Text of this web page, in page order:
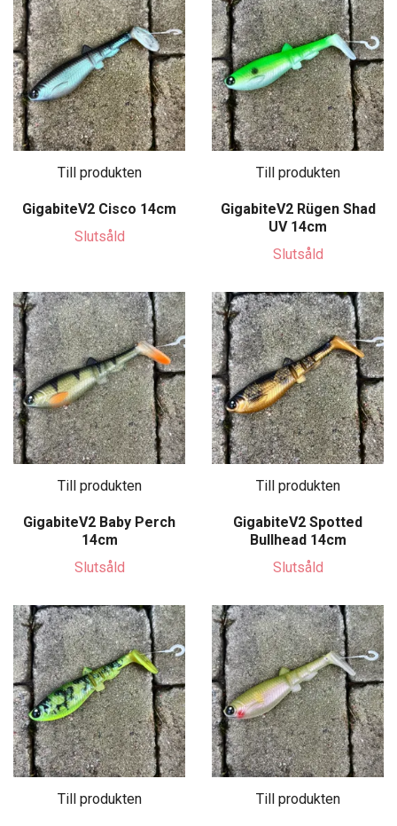
Till produkten
GigabiteV2 Cisco 14cm
Slutsåld
Till produkten
GigabiteV2 Rügen Shad
UV 14cm
Slutsåld
Till produkten
GigabiteV2 Baby Perch
14cm
Slutsåld
Till produkten
GigabiteV2 Spotted
Bullhead 14cm
Slutsåld
Till produkten Till produkten